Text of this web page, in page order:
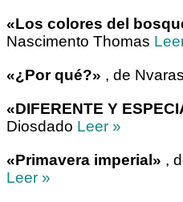
«Los colores del
Nascimento Thomas
«¿Por qué?» , de
«DIFERENTE Y
Diosdado Leer »
«Primavera imperial» ,
Leer »